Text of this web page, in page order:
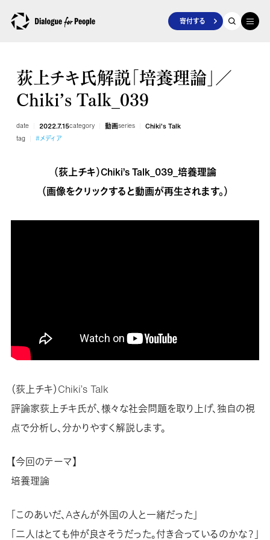
寄付する
荻上チキ氏解説「培養理論」／
Chiki’s Talk_039
date 2022.7.15category 動画series Chiki's Talk
tag #メディア
（荻上チキ）Chiki’s Talk_039_培養理論
（画像をクリックすると動画が再生されます。）
（荻上チキ）Chiki’s Talk
評論家荻上チキ氏が、様々な社会問題を取り上げ、独自の視
点で分析し、分かりやすく解説します。
【今回のテーマ】
培養理論
「このあいだ、Aさんが外国の人と一緒だった」
「二人はとても仲が良さそうだった。付き合っているのかな？」